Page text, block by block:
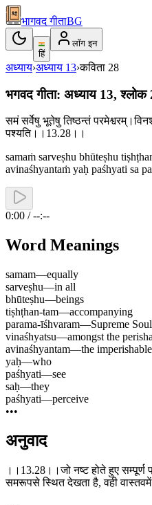
भागवद गीताBG
हिं
लॉग इन
अध्याय›अध्याय 13›कविता 28
भगवद गीता: अध्याय 13, श्लोक
समं सर्वेषु भूतेषु तिष्ठन्तं
पश्यति।।13.28।।
samaṁ sarveṣhu bhūteṣhu
avinaśhyantaṁ yaḥ paśhyati sa
0:00 / --:--
Word Meanings
samam—equally
sarveṣhu—in all
bhūteṣhu—beings
tiṣhṭhan-tam—accompanying
parama-īśhvaram—Supreme Soul
vinaśhyatsu—amongst the
avinaśhyantam—the imperishable
yaḥ—who
paśhyati—see
saḥ—they
paśhyati—perceive
•••
अनुवाद
।।13.28।।जो नष्ट होते हुए सम्पूर्ण
समरूपसे स्थित देखता है, वही